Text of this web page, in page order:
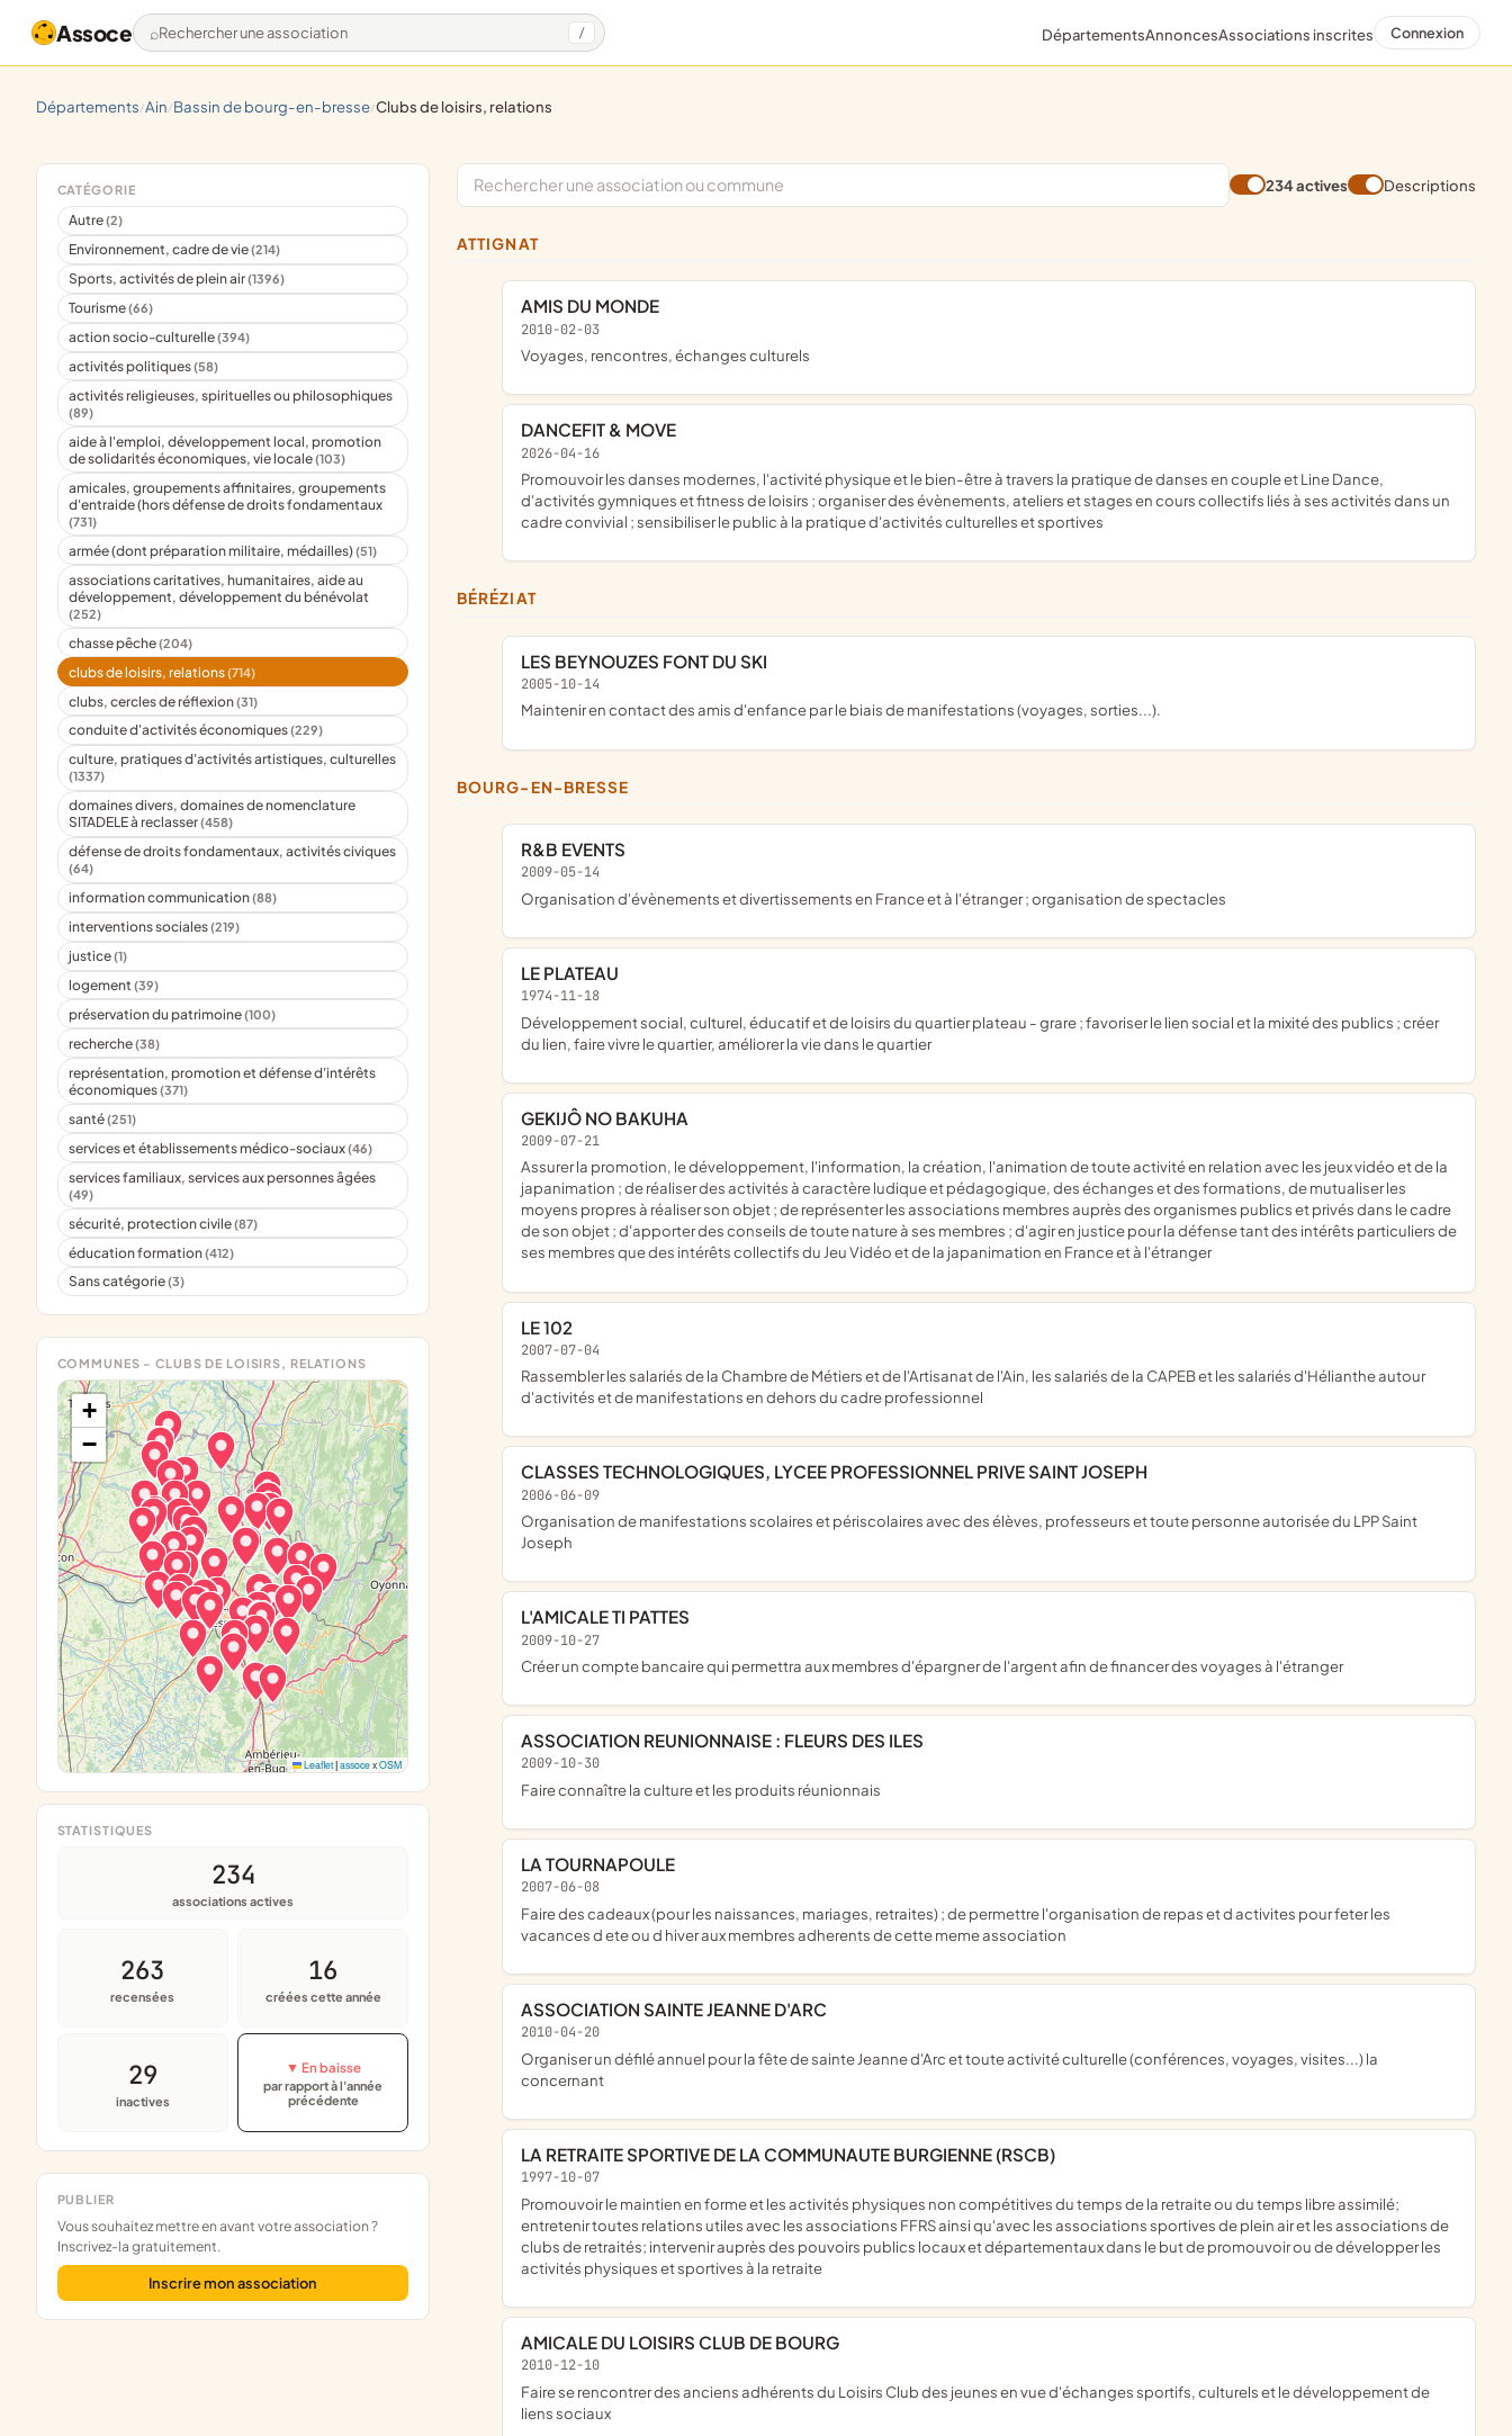
Assoce Rechercher une association / DépartementsAnnoncesAssociations inscrites Connexion
départements/ ain/ bassin de bourg-en-bresse/ clubs de loisirs, relations
CATÉGORIE
Autre(2)
Environnement, cadre de vie(214)
Sports, activités de plein air(1396)
Tourisme(66)
action socio-culturelle(394)
activités politiques(58)
activités religieuses, spirituelles ou philosophiques
(89)
aide à l'emploi, développement local, promotion
de solidarités économiques, vie locale(103)
amicales, groupements affinitaires, groupements
d'entraide (hors défense de droits fondamentaux
(731)
armée (dont préparation militaire, médailles)(51)
associations caritatives, humanitaires, aide au
développement, développement du bénévolat
(252)
chasse pêche(204)
clubs de loisirs, relations(714)
clubs, cercles de réflexion(31)
conduite d'activités économiques(229)
culture, pratiques d'activités artistiques, culturelles
(1337)
domaines divers, domaines de nomenclature
SITADELE à reclasser(458)
défense de droits fondamentaux, activités civiques
(64)
information communication(88)
interventions sociales(219)
justice(1)
logement(39)
préservation du patrimoine(100)
recherche(38)
représentation, promotion et défense d'intérêts
économiques(371)
santé(251)
services et établissements médico-sociaux(46)
services familiaux, services aux personnes âgées
(49)
sécurité, protection civile(87)
éducation formation(412)
Sans catégorie(3)
STATISTIQUES
234
associations actives
263
recensées
16
créées cette année
29
inactives
▼ En baisse
par rapport à l'année
précédente
PUBLIER
Vous souhaitez mettre en avant votre association ?
Inscrivez-la gratuitement.
Inscrire mon association
234 actives Descriptions
ATTIGNAT
AMIS DU MONDE
2010-02-03
voyages, rencontres, échanges culturels
DANCEFIT & MOVE
2026-04-16
promouvoir les danses modernes, l'activité physique et le bien-être à travers la pratique de danses en couple et Line Dance,
d'activités gymniques et fitness de loisirs ; organiser des évènements, ateliers et stages en cours collectifs liés à ses activités dans un
cadre convivial ; sensibiliser le public à la pratique d'activités culturelles et sportives
BÉRÉZIAT
LES BEYNOUZES FONT DU SKI
2005-10-14
maintenir en contact des amis d'enfance par le biais de manifestations (voyages, sorties...).
BOURG-EN-BRESSE
R&B EVENTS
2009-05-14
organisation d'évènements et divertissements en France et à l'étranger ; organisation de spectacles
LE PLATEAU
1974-11-18
développement social, culturel, éducatif et de loisirs du quartier plateau - grare ; favoriser le lien social et la mixité des publics ; créer
du lien, faire vivre le quartier, améliorer la vie dans le quartier
GEKIJÔ NO BAKUHA
2009-07-21
assurer la promotion, le développement, l'information, la création, l'animation de toute activité en relation avec les jeux vidéo et de la
japanimation ; de réaliser des activités à caractère ludique et pédagogique, des échanges et des formations, de mutualiser les
moyens propres à réaliser son objet ; de représenter les associations membres auprès des organismes publics et privés dans le cadre
de son objet ; d'apporter des conseils de toute nature à ses membres ; d'agir en justice pour la défense tant des intérêts particuliers de
ses membres que des intérêts collectifs du Jeu Vidéo et de la japanimation en France et à l'étranger
LE 102
2007-07-04
rassembler les salariés de la Chambre de Métiers et de l'Artisanat de l'Ain, les salariés de la CAPEB et les salariés d'Hélianthe autour
d'activités et de manifestations en dehors du cadre professionnel
CLASSES TECHNOLOGIQUES, LYCEE PROFESSIONNEL PRIVE SAINT JOSEPH
2006-06-09
organisation de manifestations scolaires et périscolaires avec des élèves, professeurs et toute personne autorisée du LPP Saint
Joseph
L'AMICALE TI PATTES
2009-10-27
créer un compte bancaire qui permettra aux membres d'épargner de l'argent afin de financer des voyages à l'étranger
ASSOCIATION REUNIONNAISE : FLEURS DES ILES
2009-10-30
faire connaître la culture et les produits réunionnais
LA TOURNAPOULE
2007-06-08
faire des cadeaux (pour les naissances, mariages, retraites) ; de permettre l'organisation de repas et d activites pour feter les
vacances d ete ou d hiver aux membres adherents de cette meme association
ASSOCIATION SAINTE JEANNE D'ARC
2010-04-20
organiser un défilé annuel pour la fête de sainte Jeanne d'Arc et toute activité culturelle (conférences, voyages, visites...) la
concernant
LA RETRAITE SPORTIVE DE LA COMMUNAUTE BURGIENNE (RSCB)
1997-10-07
promouvoir le maintien en forme et les activités physiques non compétitives du temps de la retraite ou du temps libre assimilé;
entretenir toutes relations utiles avec les associations FFRS ainsi qu'avec les associations sportives de plein air et les associations de
clubs de retraités; intervenir auprès des pouvoirs publics locaux et départementaux dans le but de promouvoir ou de développer les
activités physiques et sportives à la retraite
AMICALE DU LOISIRS CLUB DE BOURG
2010-12-10
faire se rencontrer des anciens adhérents du Loisirs Club des jeunes en vue d'échanges sportifs, culturels et le développement de
liens sociaux
COMMUNES - CLUBS DE LOISIRS, RELATIONS
+
−
Leaflet| assocexOSM